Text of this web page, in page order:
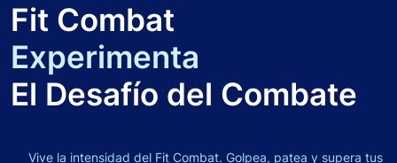
Fit Combat
Experimenta
El Desafío del Combate
Vive la intensidad del Fit Combat. Golpea, patea y supera tus